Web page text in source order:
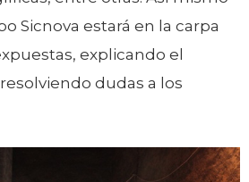
Sicnova estará en la carpa
explicando el
dudas a los